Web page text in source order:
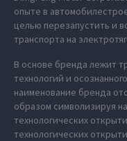
опыте в
целью перезапустить и
транспорта на
В основе бренда лежит
технологий и
наименование бренда
образом символизируя
технологических
технологических